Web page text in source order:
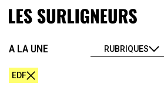
A LA UNE RUBRIQUES
EDF